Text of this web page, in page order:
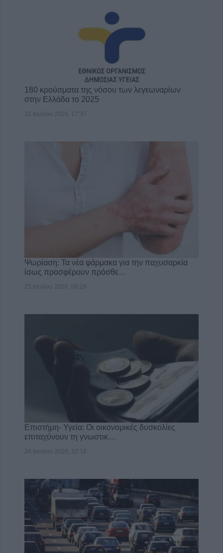
180 κρούσματα της νόσου των λεγεωναρίων
στην Ελλάδα το 2025
31 Ιουλίου 2026, 17:37
Ψωρίαση: Τα νέα φάρμακα για την παχυσαρκία
ίσως προσφέρουν πρόσθε…
25 Ιουλίου 2026, 08:29
Επιστήμη- Υγεία: Οι οικονομικές δυσκολίες
επιταχύνουν τη γνωστικ…
24 Ιουλίου 2026, 10:19